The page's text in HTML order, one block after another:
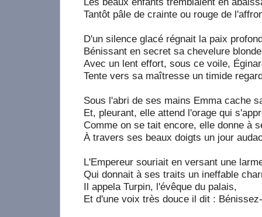
Tantôt pâle de crainte ou rouge de
D'un silence glacé régnait la paix
Bénissant en secret sa chevelure
Avec un lent effort, sous ce voile,
Tente vers sa maîtresse un timide
Sous l'abri de ses mains Emma cache
Et, pleurant, elle attend l'orage qui
Comme on se tait encore, elle donne à
À travers ses beaux doigts un jour
L'Empereur souriait en versant une
Qui donnait à ses traits un ineffable
Il appela Turpin, l'évêque du palais,
Et d'une voix très douce il dit :